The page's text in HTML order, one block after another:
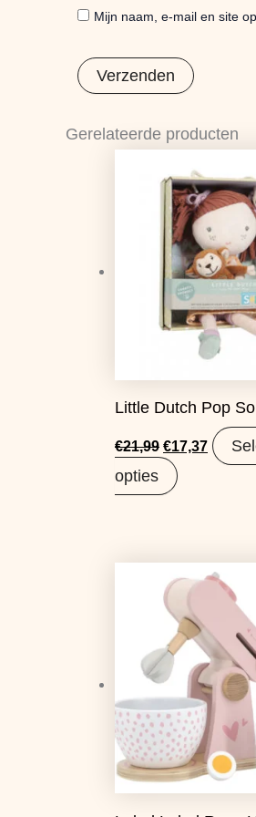
Mijn naam, e-mail en site
Gerelateerde producten
Little Dutch Pop
€21,99
prijs
was:
€21,99.
€17,37
prijs
is:
€17,37.
opties